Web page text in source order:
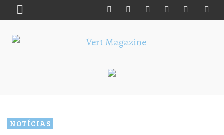
NOTÍCIAS